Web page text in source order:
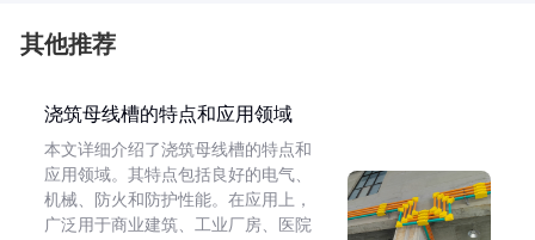
其他推荐
浇筑母线槽的特点和应用领域
本文详细介绍了浇筑母线槽的特点和
应用领域。其特点包括良好的电气、
机械、防火和防护性能。在应用上，
广泛用于商业建筑、工业厂房、医院